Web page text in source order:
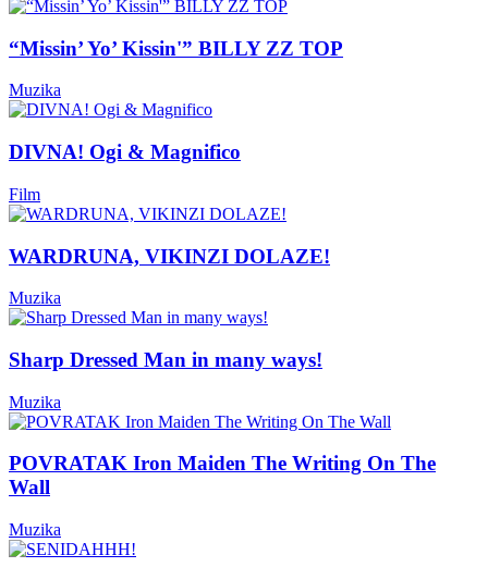
“Missin’ Yo’ Kissin'” BILLY ZZ TOP
Muzika
DIVNA! Ogi & Magnifico
Film
WARDRUNA, VIKINZI DOLAZE!
Muzika
Sharp Dressed Man in many ways!
Muzika
POVRATAK Iron Maiden The Writing On The
Wall
Muzika